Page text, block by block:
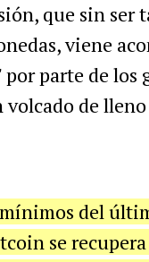
que sin ser
viene
parte de los
volcado de
del
se